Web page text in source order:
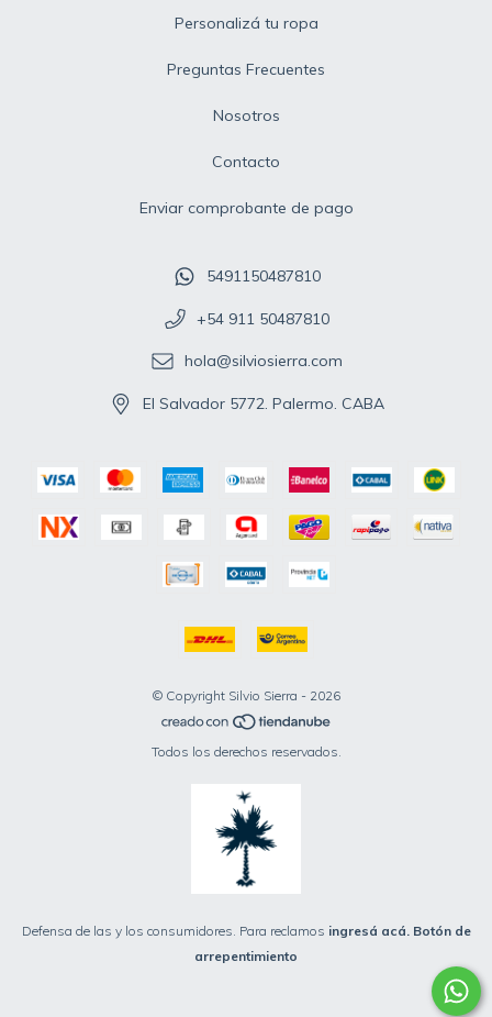
Personalizá tu ropa
Preguntas Frecuentes
Nosotros
Contacto
Enviar comprobante de pago
5491150487810
+54 911 50487810
hola@silviosierra.com
El Salvador 5772. Palermo. CABA
© Copyright Silvio Sierra - 2026
Todos los derechos reservados.
Defensa de las y los consumidores. Para reclamos ingresá acá. Botón de
arrepentimiento